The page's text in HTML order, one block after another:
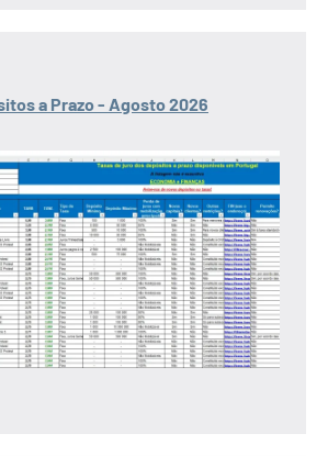
a Prazo - Agosto 2026